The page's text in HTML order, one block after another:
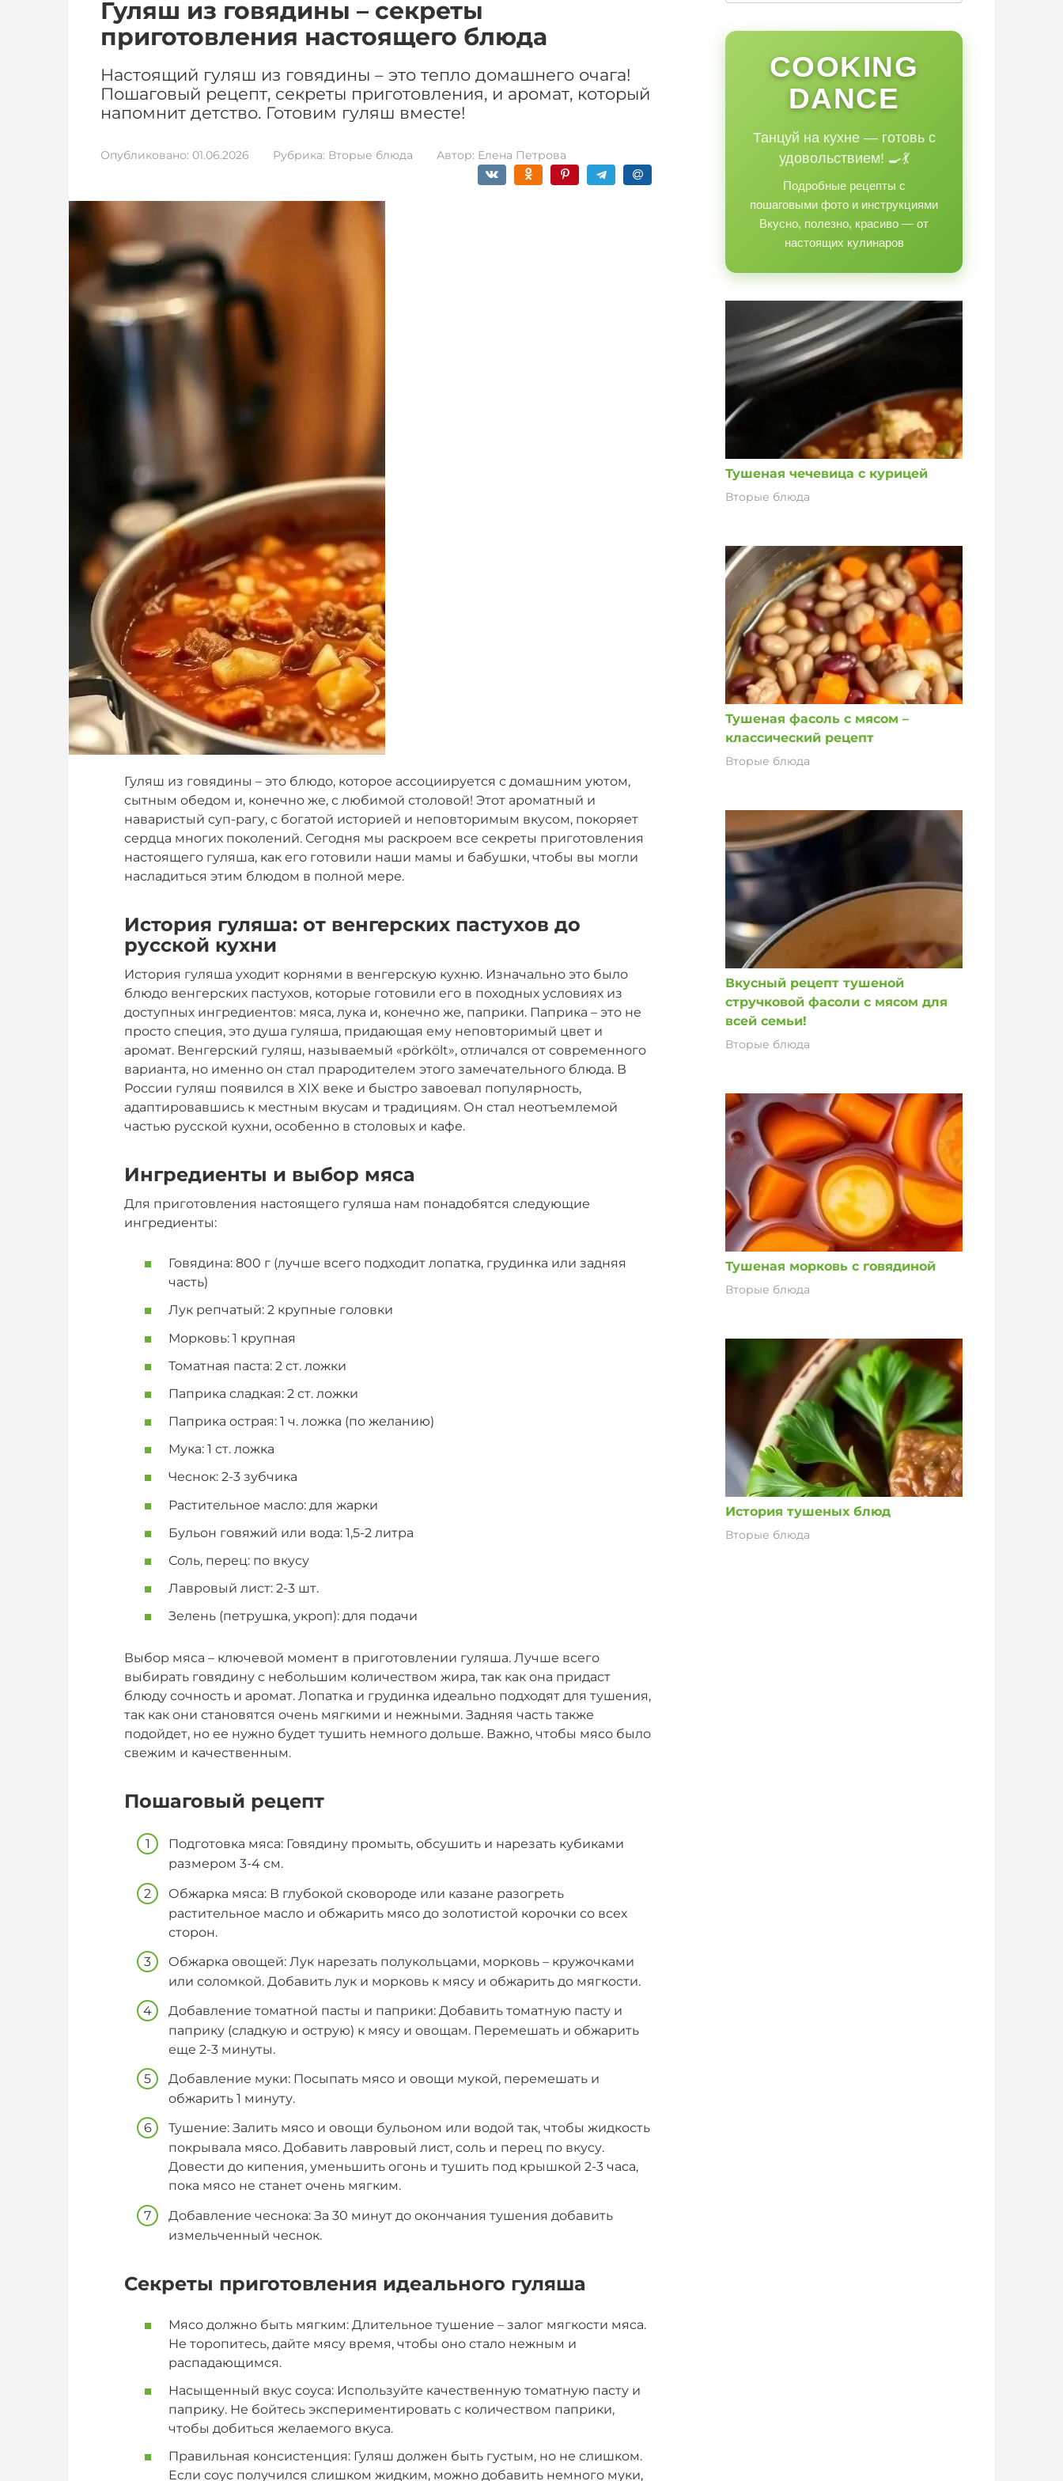
Гуляш из говядины – секреты
приготовления настоящего блюда
Настоящий гуляш из говядины – это тепло домашнего очага!
Пошаговый рецепт, секреты приготовления, и аромат, который
напомнит детство. Готовим гуляш вместе!
Опубликовано: 01.06.2026 Рубрика: Вторые блюда Автор: Елена Петрова
Гуляш из говядины – это блюдо, которое ассоциируется с домашним уютом,
сытным обедом и, конечно же, с любимой столовой! Этот ароматный и
наваристый суп-рагу, с богатой историей и неповторимым вкусом, покоряет
сердца многих поколений. Сегодня мы раскроем все секреты приготовления
настоящего гуляша, как его готовили наши мамы и бабушки, чтобы вы могли
насладиться этим блюдом в полной мере.
История гуляша: от венгерских пастухов до
русской кухни
История гуляша уходит корнями в венгерскую кухню. Изначально это было
блюдо венгерских пастухов, которые готовили его в походных условиях из
доступных ингредиентов: мяса, лука и, конечно же, паприки. Паприка – это не
просто специя, это душа гуляша, придающая ему неповторимый цвет и
аромат. Венгерский гуляш, называемый «pörkölt», отличался от современного
варианта, но именно он стал прародителем этого замечательного блюда. В
России гуляш появился в XIX веке и быстро завоевал популярность,
адаптировавшись к местным вкусам и традициям. Он стал неотъемлемой
частью русской кухни, особенно в столовых и кафе.
Ингредиенты и выбор мяса
Для приготовления настоящего гуляша нам понадобятся следующие
ингредиенты:
Говядина: 800 г (лучше всего подходит лопатка, грудинка или задняя
часть)
Лук репчатый: 2 крупные головки
Морковь: 1 крупная
Томатная паста: 2 ст. ложки
Паприка сладкая: 2 ст. ложки
Паприка острая: 1 ч. ложка (по желанию)
Мука: 1 ст. ложка
Чеснок: 2-3 зубчика
Растительное масло: для жарки
Бульон говяжий или вода: 1,5-2 литра
Соль, перец: по вкусу
Лавровый лист: 2-3 шт.
Зелень (петрушка, укроп): для подачи
Выбор мяса – ключевой момент в приготовлении гуляша. Лучше всего
выбирать говядину с небольшим количеством жира, так как она придаст
блюду сочность и аромат. Лопатка и грудинка идеально подходят для тушения,
так как они становятся очень мягкими и нежными. Задняя часть также
подойдет, но ее нужно будет тушить немного дольше. Важно, чтобы мясо было
свежим и качественным.
Пошаговый рецепт
Подготовка мяса: Говядину промыть, обсушить и нарезать кубиками
размером 3-4 см.
Обжарка мяса: В глубокой сковороде или казане разогреть
растительное масло и обжарить мясо до золотистой корочки со всех
сторон.
Обжарка овощей: Лук нарезать полукольцами, морковь – кружочками
или соломкой. Добавить лук и морковь к мясу и обжарить до мягкости.
Добавление томатной пасты и паприки: Добавить томатную пасту и
паприку (сладкую и острую) к мясу и овощам. Перемешать и обжарить
еще 2-3 минуты.
Добавление муки: Посыпать мясо и овощи мукой, перемешать и
обжарить 1 минуту.
Тушение: Залить мясо и овощи бульоном или водой так, чтобы жидкость
покрывала мясо. Добавить лавровый лист, соль и перец по вкусу.
Довести до кипения, уменьшить огонь и тушить под крышкой 2-3 часа,
пока мясо не станет очень мягким.
Добавление чеснока: За 30 минут до окончания тушения добавить
измельченный чеснок.
Секреты приготовления идеального гуляша
Мясо должно быть мягким: Длительное тушение – залог мягкости мяса.
Не торопитесь, дайте мясу время, чтобы оно стало нежным и
распадающимся.
Насыщенный вкус соуса: Используйте качественную томатную пасту и
паприку. Не бойтесь экспериментировать с количеством паприки,
чтобы добиться желаемого вкуса.
Правильная консистенция: Гуляш должен быть густым, но не слишком.
Если соус получился слишком жидким, можно добавить немного муки,
COOKING
DANCE
Танцуй на кухне — готовь с
удовольствием! 🍳💃
Подробные рецепты с
пошаговыми фото и инструкциями
Вкусно, полезно, красиво — от
настоящих кулинаров
Тушеная чечевица с курицей
Вторые блюда
Тушеная фасоль с мясом –
классический рецепт
Вторые блюда
Вкусный рецепт тушеной
стручковой фасоли с мясом для
всей семьи!
Вторые блюда
Тушеная морковь с говядиной
Вторые блюда
История тушеных блюд
Вторые блюда